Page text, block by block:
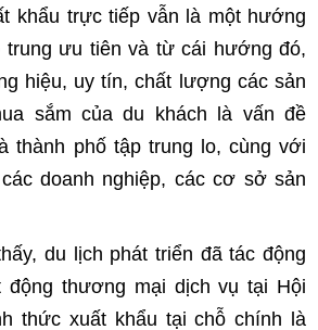
khẩu trực tiếp vẫn là một hướng
trung ưu tiên và từ cái hướng đó,
hiệu, uy tín, chất lượng các sản
sắm của du khách là vấn đề
thành phố tập trung lo, cùng với
doanh nghiệp, các cơ sở sản
du lịch phát triển đã tác động
động thương mại dịch vụ tại Hội
thức xuất khẩu tại chỗ chính là